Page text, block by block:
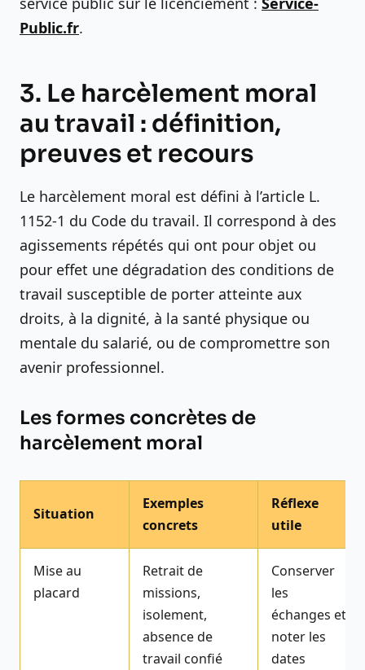
Public.fr.
3. Le harcèlement moral
au travail : définition,
preuves et recours
Le harcèlement moral est défini à l’article L.
1152-1 du Code du travail. Il correspond à des
agissements répétés qui ont pour objet ou
pour effet une dégradation des conditions de
travail susceptible de porter atteinte aux
droits, à la dignité, à la santé physique ou
mentale du salarié, ou de compromettre son
avenir professionnel.
Les formes concrètes de
harcèlement moral
Situation
Exemples
concrets
Réflexe
utile
Mise au
placard
Retrait de
missions,
isolement,
absence de
travail confié
Conserver
les
échanges et
noter les
dates